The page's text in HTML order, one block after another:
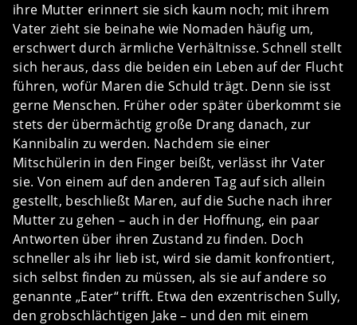
ihre Mutter erinnert sie sich kaum noch; mit ihrem
Vater zieht sie beinahe wie Nomaden häufig um,
erschwert durch ärmliche Verhältnisse. Schnell stellt
sich heraus, dass die beiden ein Leben auf der Flucht
führen, wofür Maren die Schuld trägt. Denn sie isst
gerne Menschen. Früher oder später überkommt sie
stets der übermächtig große Drang danach, zur
Kannibalin zu werden. Nachdem sie einer
Mitschülerin in den Finger beißt, verlässt ihr Vater
sie. Von einem auf den anderen Tag auf sich allein
gestellt, beschließt Maren, auf die Suche nach ihrer
Mutter zu gehen – auch in der Hoffnung, ein paar
Antworten über ihren Zustand zu finden. Doch
schneller als ihr lieb ist, wird sie damit konfrontiert,
sich selbst finden zu müssen, als sie auf andere so
genannte „Eater“ trifft. Etwa den exzentrischen Sully,
den grobschlächtigen Jake – und den mit einem